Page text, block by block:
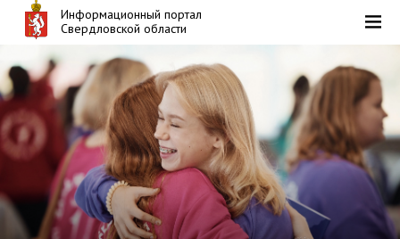
Информационный портал
Свердловской области